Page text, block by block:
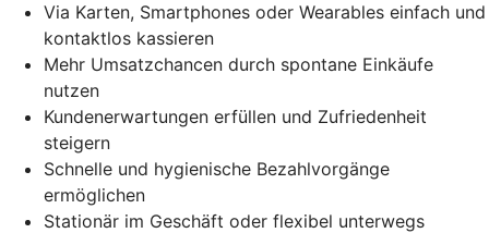
Via Karten, Smartphones oder Wearables einfach und
kontaktlos kassieren
Mehr Umsatzchancen durch spontane Einkäufe
nutzen
Kundenerwartungen erfüllen und Zufriedenheit
steigern
Schnelle und hygienische Bezahlvorgänge
ermöglichen
Stationär im Geschäft oder flexibel unterwegs